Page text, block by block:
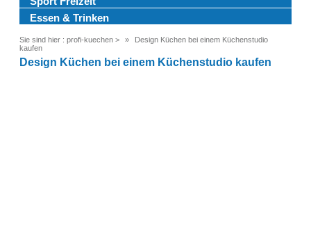
Essen & Trinken
Sie sind hier : profi-kuechen >
Design Küchen bei einem Küchenstudio
kaufen
Design Küchen bei einem Küchenstudio kaufen